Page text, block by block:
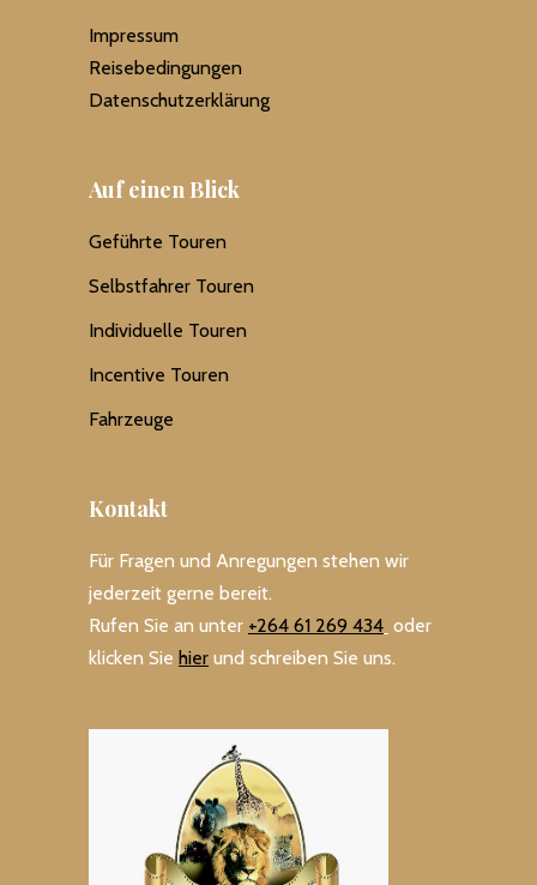
Impressum
Reisebedingungen
Datenschutzerklärung
Auf einen Blick
Geführte Touren
Selbstfahrer Touren
Individuelle Touren
Incentive Touren
Fahrzeuge
Kontakt
Für Fragen und Anregungen stehen wir
jederzeit gerne bereit.
Rufen Sie an unter +264 61 269 434 oder
klicken Sie hier und schreiben Sie uns.